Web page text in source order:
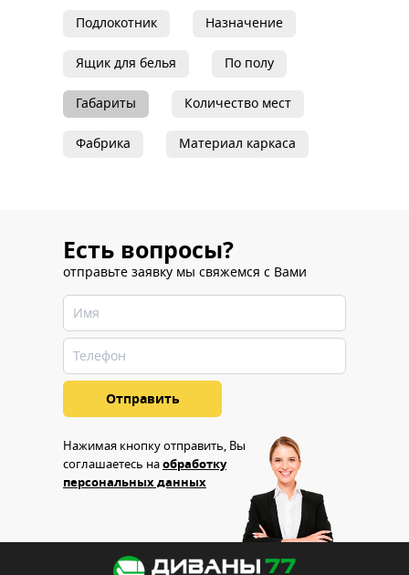
Подлокотник Назначение
Ящик для белья По полу
Габариты Количество мест
Фабрика Материал каркаса
Есть вопросы?
отправьте заявку мы свяжемся с Вами
Нажимая кнопку отправить, Вы
соглашаетесь наобработку
персональных данных